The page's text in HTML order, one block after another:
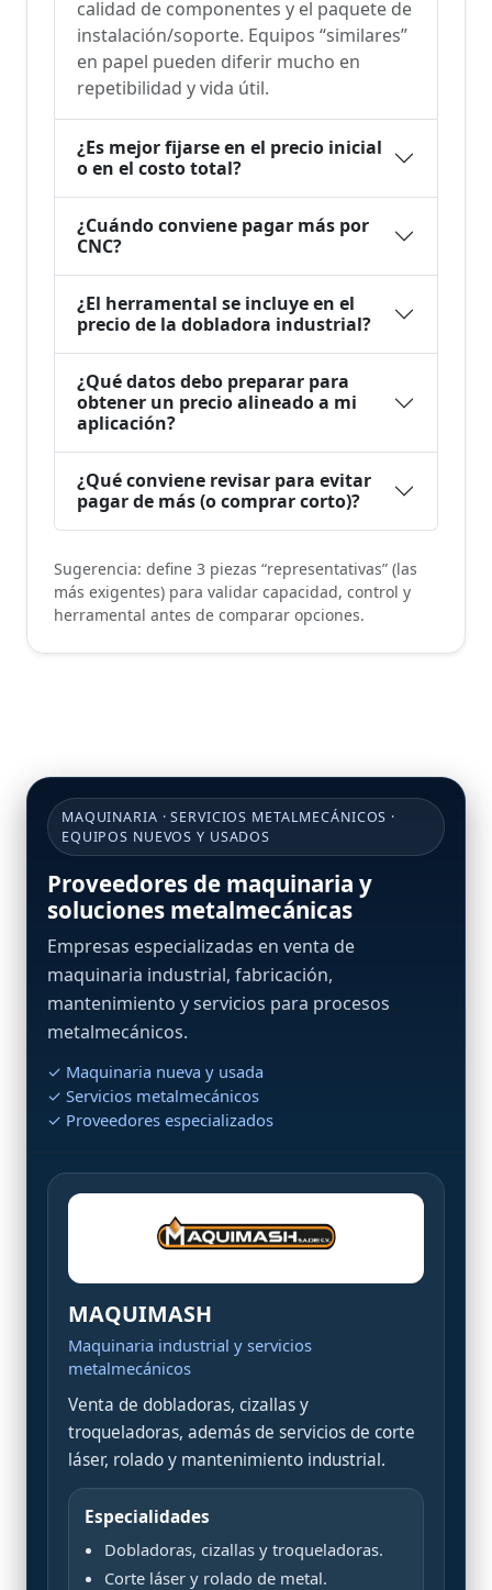
calidad de componentes y el paquete de
instalación/soporte. Equipos “similares”
en papel pueden diferir mucho en
repetibilidad y vida útil.
¿Es mejor fijarse en el precio inicial
o en el costo total?
¿Cuándo conviene pagar más por
CNC?
¿El herramental se incluye en el
precio de la dobladora industrial?
¿Qué datos debo preparar para
obtener un precio alineado a mi
aplicación?
¿Qué conviene revisar para evitar
pagar de más (o comprar corto)?
Sugerencia: define 3 piezas “representativas” (las
más exigentes) para validar capacidad, control y
herramental antes de comparar opciones.
MAQUINARIA · SERVICIOS METALMECÁNICOS ·
EQUIPOS NUEVOS Y USADOS
Proveedores de maquinaria y
soluciones metalmecánicas
Empresas especializadas en venta de
maquinaria industrial, fabricación,
mantenimiento y servicios para procesos
metalmecánicos.
✓ Maquinaria nueva y usada
✓ Servicios metalmecánicos
✓ Proveedores especializados
MAQUIMASH
Maquinaria industrial y servicios
metalmecánicos
Venta de dobladoras, cizallas y
troqueladoras, además de servicios de corte
láser, rolado y mantenimiento industrial.
Especialidades
Dobladoras, cizallas y troqueladoras.
Corte láser y rolado de metal.